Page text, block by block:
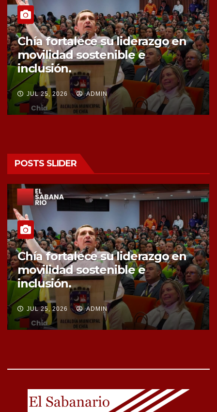
Chía fortalece la protección de
sus fuentes hídricas con la
compra de tres nuevos predios
JUL 25, 2026 ADMIN
POSTS SLIDER
Chía fortalece la protección de
sus fuentes hídricas con la
compra de tres nuevos predios
JUL 25, 2026 ADMIN